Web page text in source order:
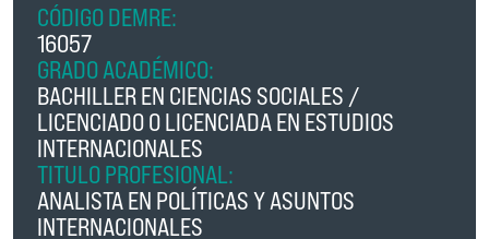
CÓDIGO DEMRE:
16057
GRADO ACADÉMICO:
BACHILLER EN CIENCIAS SOCIALES /
LICENCIADO O LICENCIADA EN ESTUDIOS
INTERNACIONALES
TITULO PROFESIONAL:
ANALISTA EN POLÍTICAS Y ASUNTOS
INTERNACIONALES